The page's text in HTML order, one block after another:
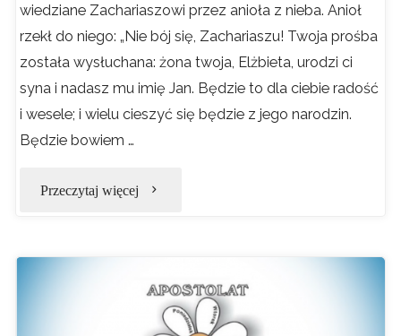
29
czerwca"
wie­dziane Zachariaszowi przez anioła z nieba. Anioł
rzekł do niego: „Nie bój się, Zachariaszu! Twoja prośba
została wysłu­chana: żona twoja, Elżbieta, urodzi ci
syna i nadasz mu imię Jan. Będzie to dla ciebie radość
i wesele; i wielu cieszyć się będzie z jego narodzin.
Będzie bowiem …
Przeczytaj więcej "UROCZYSTOŚĆ
CHRZCICIELA"